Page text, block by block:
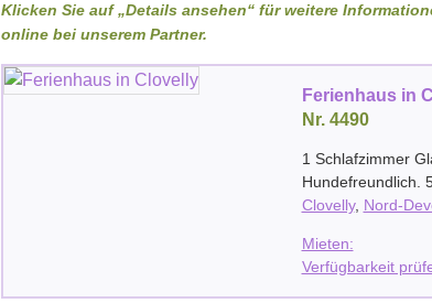
Klicken Sie auf „Details ansehen“ für weitere
online bei unserem Partner.
Ferienhaus in
Nr. 4490
1 Schlafzimmer
Hundefreundlich.
Clovelly, Nord-
Mieten:
Verfügbarkeit